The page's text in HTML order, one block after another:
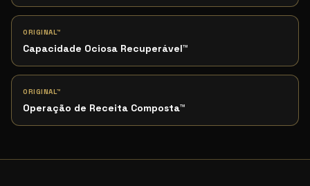
ORIGINAL™
Capacidade Ociosa Recuperável™
ORIGINAL™
Operação de Receita Composta™